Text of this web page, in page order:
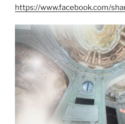
https://www.facebook.com/